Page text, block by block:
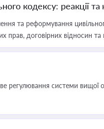
кодексу: реакції та
та реформування
прав, договірних відносин та
системи вищої